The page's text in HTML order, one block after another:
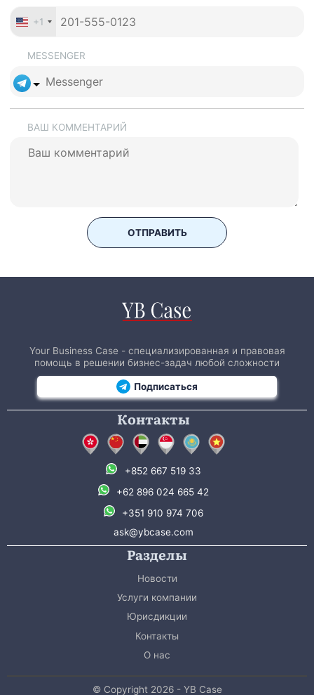
+1
MESSENGER
ВАШ КОММЕНТАРИЙ
ОТПРАВИТЬ
Your Business Case - специализированная и правовая
помощь в решении бизнес-задач любой сложности
Подписаться
Контакты
+852 667 519 33
+62 896 024 665 42
+351 910 974 706
ask@ybcase.com
Разделы
Новости
Услуги компании
Юрисдикции
Контакты
О нас
© Copyright 2026 - YB Case